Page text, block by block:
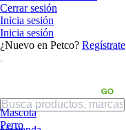
Cerrar sesión
Inicia sesión
Inicia sesión
¿Nuevo en Petco? Regístrate
Mascota
Perro